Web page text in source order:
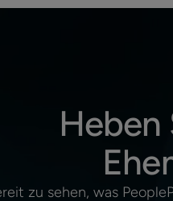
former
Heben
zu sehen, was